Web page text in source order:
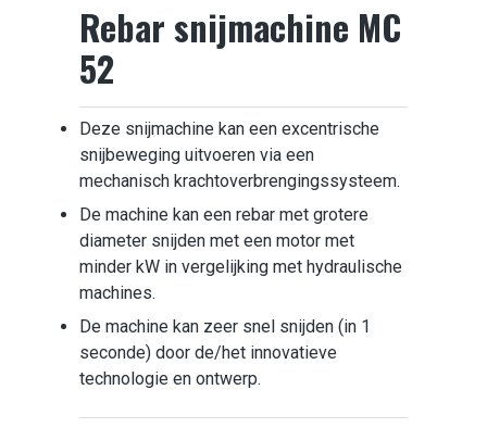
Rebar snijmachine MC
52
Deze snijmachine kan een excentrische
snijbeweging uitvoeren via een
mechanisch krachtoverbrengingssysteem.
De machine kan een rebar met grotere
diameter snijden met een motor met
minder kW in vergelijking met hydraulische
machines.
De machine kan zeer snel snijden (in 1
seconde) door de/het innovatieve
technologie en ontwerp.